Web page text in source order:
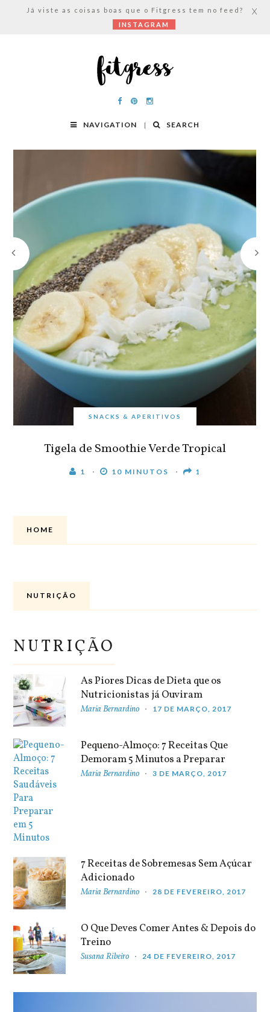
NAVIGATION SEARCH
SNACKS & APERITIVOS
Tigela de Smoothie Verde Tropical
1 10 MINUTOS 1
HOME
NUTRIÇÃO
NUTRIÇÃO
As Piores Dicas de Dieta que os
Nutricionistas já Ouviram
Maria Bernardino 17 DE MARÇO, 2017
Pequeno-Almoço: 7 Receitas Que
Demoram 5 Minutos a Preparar
Maria Bernardino 3 DE MARÇO, 2017
7 Receitas de Sobremesas Sem Açúcar
Adicionado
Maria Bernardino 28 DE FEVEREIRO, 2017
O Que Deves Comer Antes & Depois do
Treino
Susana Ribeiro 24 DE FEVEREIRO, 2017
Já viste as coisas boas que o Fitgress tem no feed?
INSTAGRAM
X